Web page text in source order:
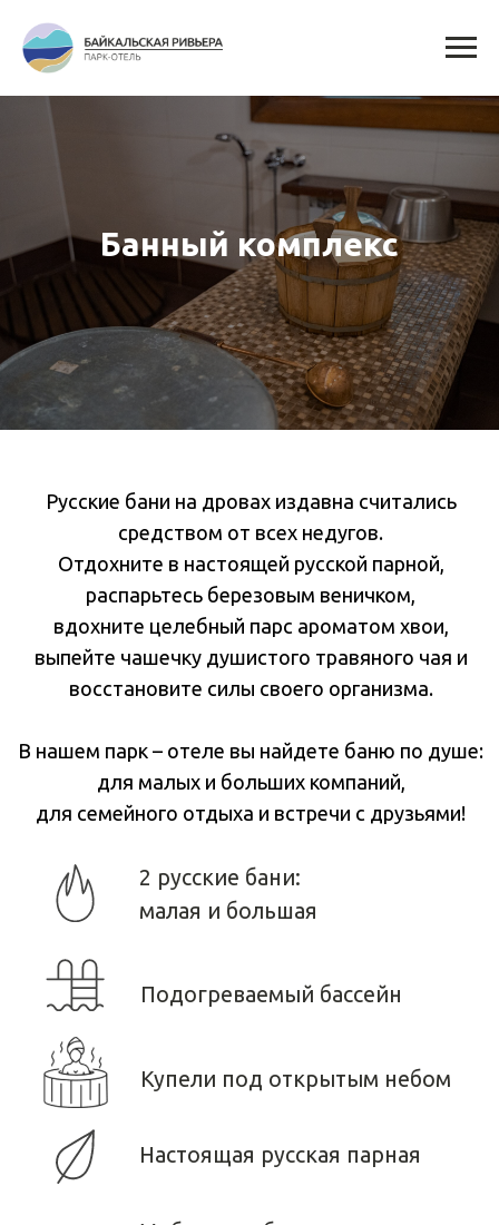
Банный комплекс
2 русские бани:
малая и большая
Купели под открытым небом
Настоящая русская парная
Мобильная баня
на берегу Байкала
бронировании бани
Русские бани на дровах издавна считались
средством от всех недугов.
Отдохните в настоящей русской парной,
распарьтесь березовым веничком,
восстановите силы своего организма.
В нашем парк – отеле вы найдете баню по душе:
для малых и больших компаний,